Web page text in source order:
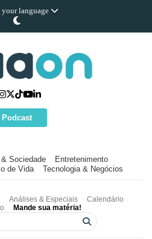
your language
Podcast
Sociedade
Entretenimento
de Vida Tecnologia & Negócios
Análises & Especiais
Calendário
Mande sua matéria!